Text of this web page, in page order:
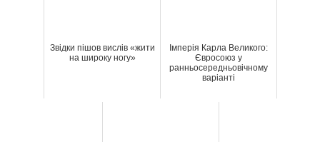
Звідки пішов вислів «жити
на широку ногу»
Імперія Карла Великого:
Євросоюз у
ранньосередньовічному
варіанті